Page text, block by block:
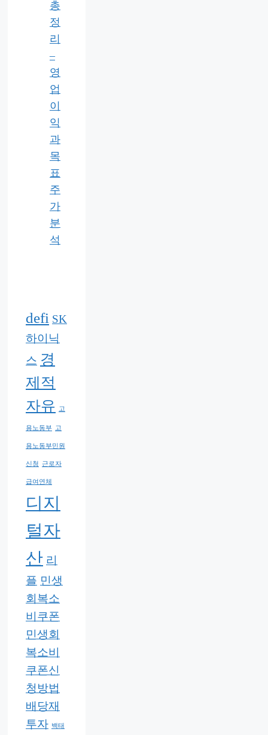
총
정
리
–
영
업
이
익
과
목
표
주
가
분
석
defi SK
하이닉
스 경
제적
자유
고
용노동부 고
용노동부민원
신청 근로자
급여연체
디지
털자
산 리
플 민생
회복소
비쿠폰
민생회
복소비
쿠폰신
청방법
배당재
투자 백태